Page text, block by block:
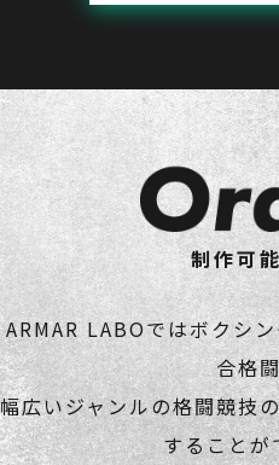
制作可
ARMAR LABOではボクシ
合格
幅広いジャンルの格闘競技
することが